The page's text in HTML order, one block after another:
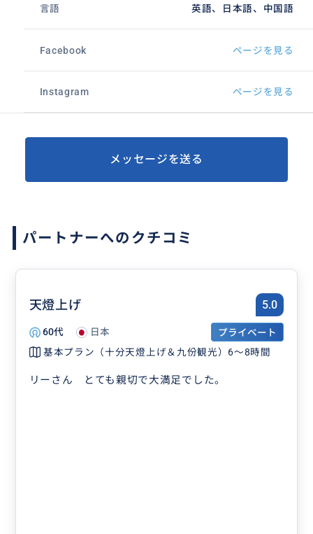
言語 英語、日本語、中国語
Facebook ページを見る
Instagram ページを見る
メッセージを送る
パートナーへのクチコミ
天燈上げ 5.0
60代 日本
プライベート
基本プラン（十分天燈上げ＆九份観光）6～8時間
リーさん とても親切で大満足でした。